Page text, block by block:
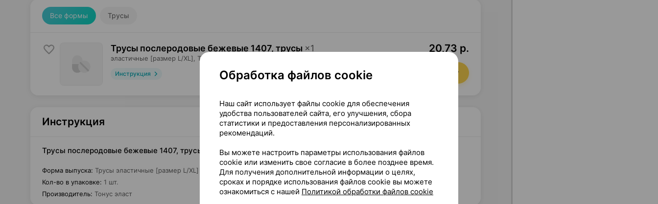
Все формы Трусы
Трусы послеродовые бежевые 1407, трусы ×1
эластичные [размер L/XL], Тонус эласт
Инструкция
20,73 р.
Где купить В корзину
Инструкция
Трусы послеродовые бежевые 1407, трусы эластичные [размер L/XL], ×1, Тонус эласт Латвия
Форма выпуска: Трусы эластичные [размер L/XL]
Кол-во в упаковке: 1 шт.
Производитель: Тонус эласт
Обработка файлов cookie
Наш сайт использует файлы cookie для обеспечения
удобства пользователей сайта, его улучшения, сбора
статистики и предоставления персонализированных
рекомендаций.
Вы можете настроить параметры использования файлов
cookie или изменить свое согласие в более позднее время.
Для получения дополнительной информации о целях,
сроках и порядке использования файлов cookie вы можете
ознакомиться с нашей Политикой обработки файлов cookie